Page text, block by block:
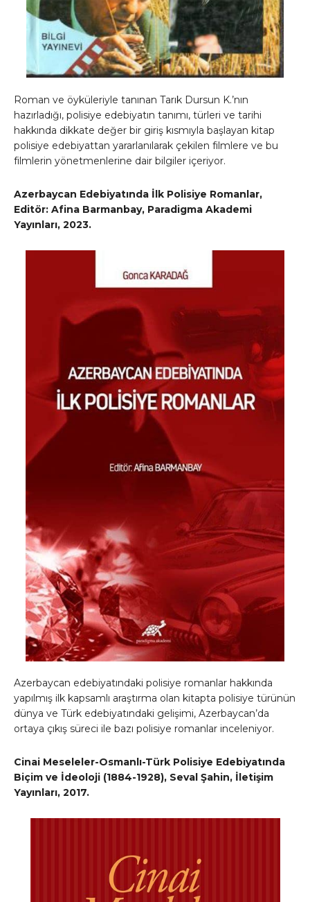
Roman ve öyküleriyle tanınan Tarık Dursun K.’nın
hazırladığı, polisiye edebiyatın tanımı, türleri ve tarihi
hakkında dikkate değer bir giriş kısmıyla başlayan kitap
polisiye edebiyattan yararlanılarak çekilen filmlere ve bu
filmlerin yönetmenlerine dair bilgiler içeriyor.
Azerbaycan Edebiyatında İlk Polisiye Romanlar,
Editör: Afina Barmanbay, Paradigma Akademi
Yayınları, 2023.
Azerbaycan edebiyatındaki polisiye romanlar hakkında
yapılmış ilk kapsamlı araştırma olan kitapta polisiye türünün
dünya ve Türk edebiyatındaki gelişimi, Azerbaycan’da
ortaya çıkış süreci ile bazı polisiye romanlar inceleniyor.
Cinai Meseleler-Osmanlı-Türk Polisiye Edebiyatında
Biçim ve İdeoloji (1884-1928), Seval Şahin, İletişim
Yayınları, 2017.